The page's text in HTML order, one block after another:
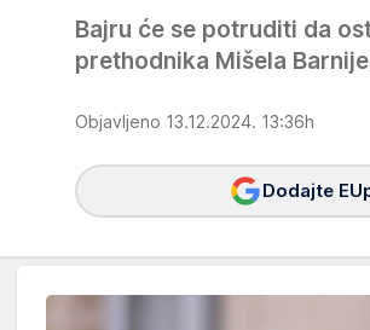
Bajru će se potruditi da
prethodnika Mišela
Objavljeno 13.12.2024. 13:36h
Dodajte